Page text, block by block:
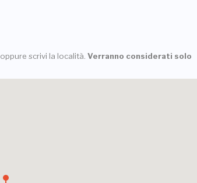
scrivi la località. Verranno considerati solo